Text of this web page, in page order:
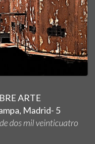
ARTE
Madrid- 5
dos mil veinticuatro